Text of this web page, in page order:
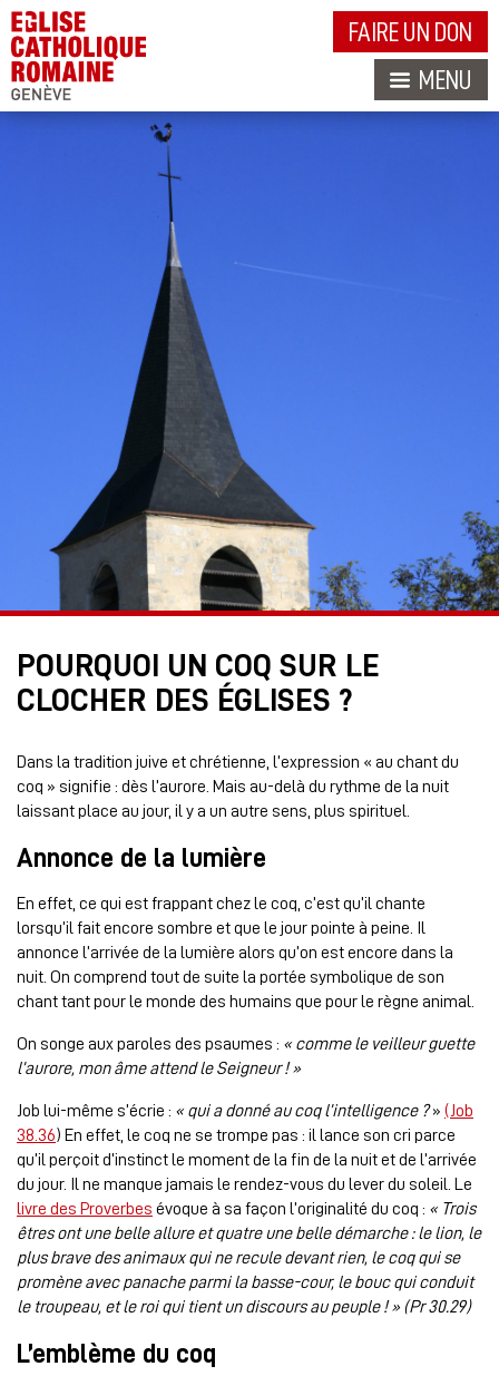
FAIRE UN DON
MENU
POURQUOI UN COQ SUR LE
CLOCHER DES ÉGLISES ?
Dans la tradition juive et chrétienne, l’expression « au chant du
coq » signifie : dès l’aurore. Mais au-delà du rythme de la nuit
laissant place au jour, il y a un autre sens, plus spirituel.
Annonce de la lumière
En effet, ce qui est frappant chez le coq, c’est qu’il chante
lorsqu’il fait encore sombre et que le jour pointe à peine. Il
annonce l’arrivée de la lumière alors qu’on est encore dans la
nuit. On comprend tout de suite la portée symbolique de son
chant tant pour le monde des humains que pour le règne animal.
On songe aux paroles des psaumes : « comme le veilleur guette
l’aurore, mon âme attend le Seigneur ! »
Job lui-même s’écrie : « qui a donné au coq l’intelligence ?» (Job
38.36) En effet, le coq ne se trompe pas : il lance son cri parce
qu’il perçoit d’instinct le moment de la fin de la nuit et de l’arrivée
du jour. Il ne manque jamais le rendez-vous du lever du soleil. Le
livre des Proverbes évoque à sa façon l’originalité du coq : « Trois
êtres ont une belle allure et quatre une belle démarche : le lion, le
plus brave des animaux qui ne recule devant rien, le coq qui se
promène avec panache parmi la basse-cour, le bouc qui conduit
le troupeau, et le roi qui tient un discours au peuple ! » (Pr 30.29)
L’emblème du coq